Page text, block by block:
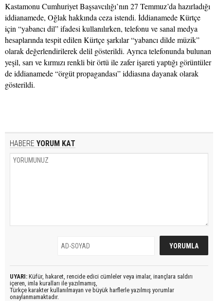
Kastamonu Cumhuriyet Başsavcılığı’nın 27 Temmuz’da hazırladığı
iddianamede, Oğlak hakkında ceza istendi. İddianamede Kürtçe
için “yabancı dil” ifadesi kullanılırken, telefonu ve sanal medya
hesaplarında tespit edilen Kürtçe şarkılar “yabancı dilde müzik”
olarak değerlendirilerek delil gösterildi. Ayrıca telefonunda bulunan
yeşil, sarı ve kırmızı renkli bir örtü ile zafer işareti yaptığı görüntüler
de iddianamede “örgüt propagandası” iddiasına dayanak olarak
gösterildi.
HABERE YORUM KAT
UYARI: Küfür, hakaret, rencide edici cümleler veya imalar, inançlara saldırı
içeren, imla kuralları ile yazılmamış,
Türkçe karakter kullanılmayan ve büyük harflerle yazılmış yorumlar
onaylanmamaktadır.